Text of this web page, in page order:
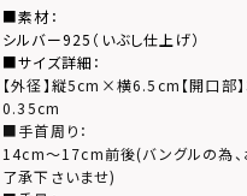
■素材：
シルバー925（いぶし仕上げ）
■サイズ詳細：
【外径】縦5cm×横6.5cm【開口部
0.35cm
■手首周り：
14cm～17cm前後(バングルの為、
了承下さいませ)